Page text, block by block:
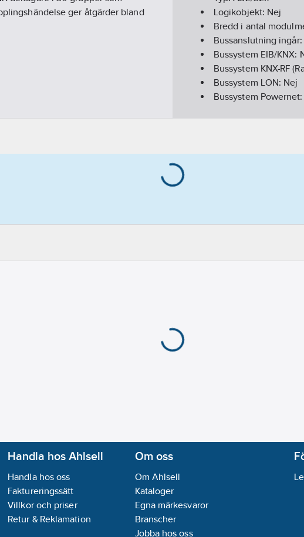
ger åtgärder bland
Logikobjekt: Nej
Bredd i antal
Bussanslutning ingår:
Bussystem EIB/KNX:
Bussystem KNX-RF
Bussystem LON: Nej
Bussystem
REACH Datum:2021-
Handla hos Ahlsell
Handla hos oss
Faktureringssätt
Villkor och priser
Retur & Reklamation
Om oss
Om Ahlsell
Kataloger
Egna märkesvaror
Branscher
Jobba hos oss